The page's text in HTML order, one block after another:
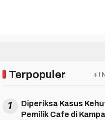
Terpopuler
1
Diperiksa Kasus
Pemilik Cafe di